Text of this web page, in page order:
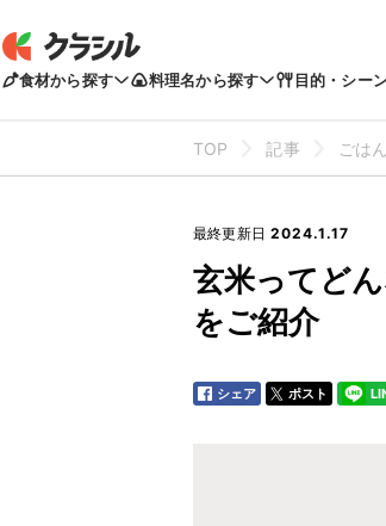
食材から探す 料理名から探す 目的・シー
TOP 記事 ごは
最終更新日 2024.1.17
玄米ってど
をご紹介
シェア ポスト